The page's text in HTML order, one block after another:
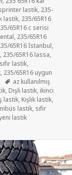
lastik, 235-
lastik, 235/65R16
65R16 c serisi
, 235/65R16
65R16 İstanbul,
, 235/65R16 lassa,
lastik,
, 235/65R16 uygun
Etiketler
az kullanılmış
, Dişli lastik, ikinci
lastik, Kışlık lastik,
lastik, sıfır
lastik